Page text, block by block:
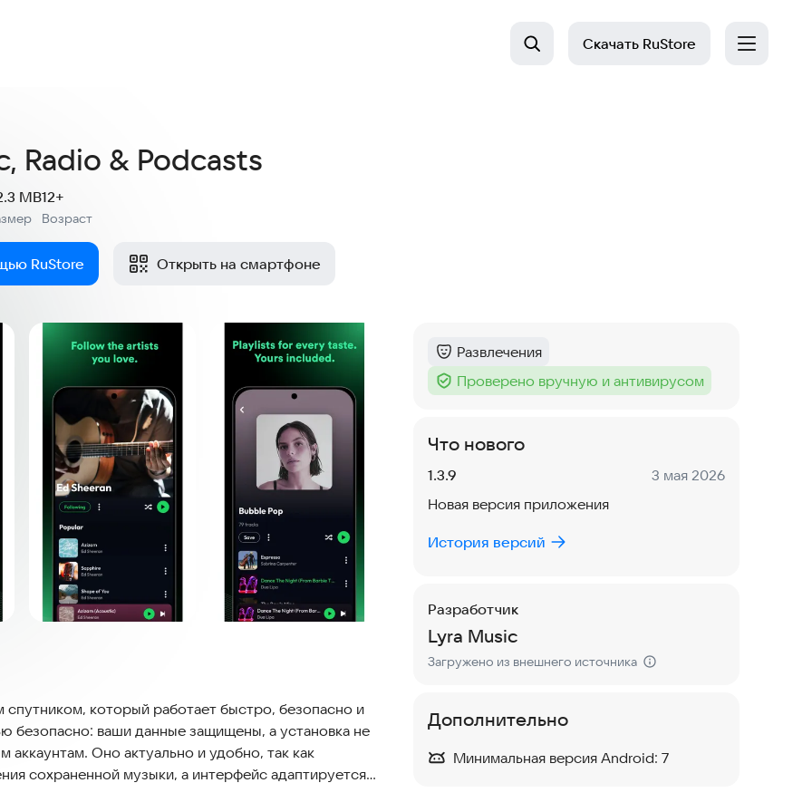
Скачать RuStore
Radio & Podcasts
MB
Возраст
12+
RuStore Открыть на смартфоне
который работает быстро, безопасно и
безопасно: ваши данные защищены, а установка не
Оно актуально и удобно, так как
сохраненной музыки, а интерфейс адаптируется
Категория :
Развлечения
Тег :
Проверено вручную и антивирусом
Что нового
Версия:
1.3.9 Дата:
3 мая 2026
Новая версия приложения
История версий
Разработчик
Lyra Music
Загружено из внешнего источника
Дополнительно
Минимальная версия Android: 7